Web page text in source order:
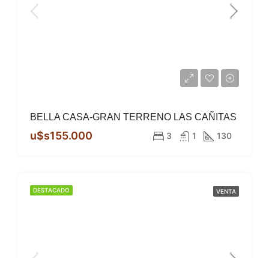
BELLA CASA-GRAN TERRENO LAS CAÑITAS
u$s155.000 3 1 130
DESTACADO VENTA